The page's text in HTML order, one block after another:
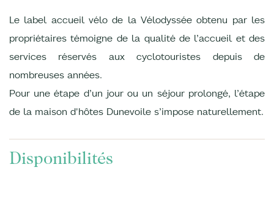
Le label accueil vélo de la Vélodyssée obtenu par les
propriétaires témoigne de la qualité de l’accueil et des
services réservés aux cyclotouristes depuis de
nombreuses années.
Pour une étape d’un jour ou un séjour prolongé, l’étape
de la maison d'hôtes Dunevoile s’impose naturellement.
Disponibilités